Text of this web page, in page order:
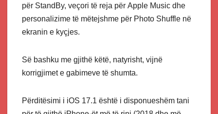
për StandBy, veçori të reja për Apple Music dhe
personalizime të mëtejshme për Photo Shuffle në
ekranin e kyçjes.
Së bashku me gjithë këtë, natyrisht, vijnë
korrigjimet e gabimeve të shumta.
Përditësimi i iOS 17.1 është i disponueshëm tani